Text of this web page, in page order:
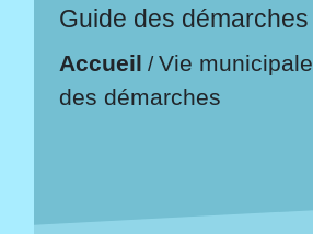
Guide des démarches
Accueil /Vie municipale
des démarches